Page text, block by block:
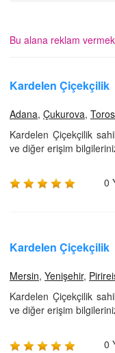
FİRMA BAŞVURUSU
Bu alana reklam
Kardelen Çiçekçilik
Adana, Çukurova,
Kardelen Çiçekçilik
ve diğer erişim
0
Kardelen Çiçekçilik
Mersin, Yenişehir,
Kardelen Çiçekçilik
ve diğer erişim
0